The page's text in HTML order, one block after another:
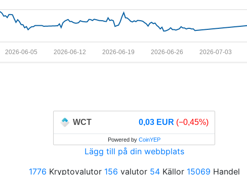
2026-07-03
2026-06-26
2026-06-19
2026-06-12
2026-06-05
WCT 0,03 EUR (−0,45%)
Powered by CoinYEP
Lägg till på din webbplats
1776 Kryptovalutor 156 valutor 54Källor 15069 Handel